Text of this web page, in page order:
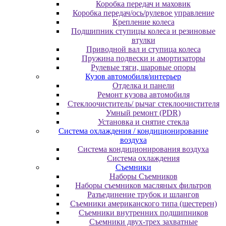
Коробка передач и маховик
Коробка передач/ось/рулевое управление
Крепление колеса
Подшипник ступицы колеса и резиновые
втулки
Приводной вал и ступица колеса
Пружина подвески и амортизаторы
Рулевые тяги, шаровые опоры
Кузов автомобиля/интерьер
Отделка и панели
Ремонт кузова автомобиля
Стеклоочиститель/ рычаг стеклоочистителя
Умный ремонт (PDR)
Установка и снятие стекла
Система охлаждения / кондиционирование
воздуха
Система кондиционирования воздуха
Система охлаждения
Съемники
Наборы Съемников
Наборы съемников масляных фильтров
Разъединение трубок и шлангов
Съемники американского типа (шестерен)
Съемники внутренних подшипников
Съемники двух-трех захватные